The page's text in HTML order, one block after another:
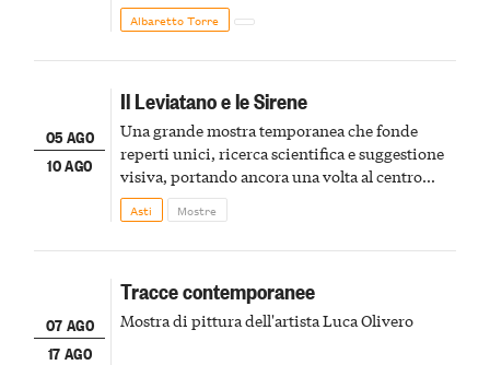
Albaretto Torre
05 AGO
10 AGO
Il Leviatano e le Sirene
Una grande mostra temporanea che fonde
reperti unici, ricerca scientifica e suggestione
visiva, portando ancora una volta al centro
della scena le meraviglie del passato astigiano
Asti Mostre
07 AGO
17 AGO
Tracce contemporanee
Mostra di pittura dell'artista Luca Olivero